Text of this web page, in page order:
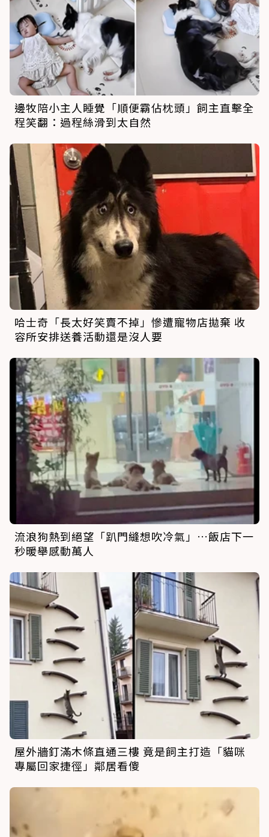
邊牧陪小主人睡覺「順便霸佔枕頭」飼主直擊全
程笑翻：過程絲滑到太自然
哈士奇「長太好笑賣不掉」慘遭寵物店拋棄 收
容所安排送養活動還是沒人要
流浪狗熱到絕望「趴門縫想吹冷氣」…飯店下一
秒暖舉感動萬人
屋外牆釘滿木條直通三樓 竟是飼主打造「貓咪
專屬回家捷徑」鄰居看傻